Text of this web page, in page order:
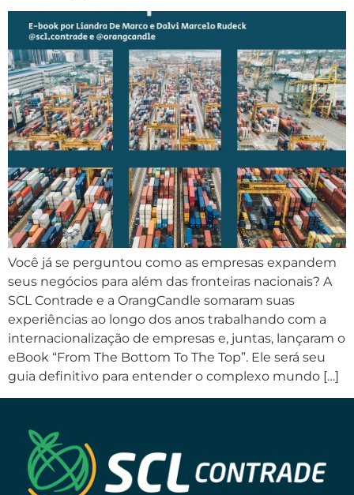
Você já se perguntou como as empresas expandem
seus negócios para além das fronteiras nacionais? A
SCL Contrade e a OrangCandle somaram suas
experiências ao longo dos anos trabalhando com a
internacionalização de empresas e, juntas, lançaram o
eBook “From The Bottom To The Top”. Ele será seu
guia definitivo para entender o complexo mundo […]